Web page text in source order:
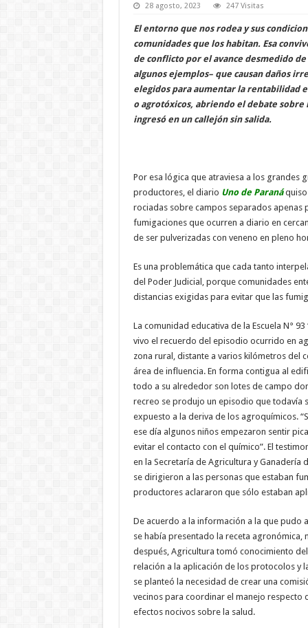
28 agosto, 2023 247 Visitas
El entorno que nos rodea y sus
comunidades que los habitan. Esa
de conflicto por el avance desmedido
algunos ejemplos– que causan daños
elegidos para aumentar la rentabilidad
o agrotóxicos, abriendo el debate sobre
ingresó en un callejón sin salida.
Por esa lógica que atraviesa a los grandes
productores, el diario Uno de Paranáquiso
rociadas sobre campos separados apenas
fumigaciones que ocurren a diario en
de ser pulverizadas con veneno en pleno
Es una problemática que cada tanto
del Poder Judicial, porque comunidades
distancias exigidas para evitar que las
La comunidad educativa de la Escuela N°
vivo el recuerdo del episodio ocurrido en
zona rural, distante a varios kilómetros del
área de influencia. En forma contigua al
todo a su alrededor son lotes de campo
recreo se produjo un episodio que todavía
expuesto a la deriva de los agroquímicos.
ese día algunos niños empezaron sentir
evitar el contacto con el químico”. El
en la Secretaría de Agricultura y Ganadería
se dirigieron a las personas que estaban
productores aclararon que sólo estaban
De acuerdo a la información a la que pudo
se había presentado la receta agronómica,
después, Agricultura tomó conocimiento
relación a la aplicación de los protocolos y
se planteó la necesidad de crear una
vecinos para coordinar el manejo respecto
efectos nocivos sobre la salud.